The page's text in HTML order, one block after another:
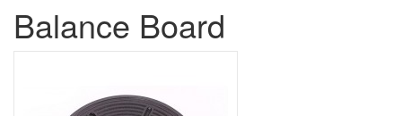
Balance Board